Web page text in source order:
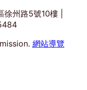
州路5號10樓 |
網站導覽